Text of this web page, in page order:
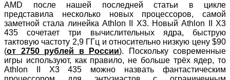
AMD после нашей последней статьи в цикле
представила несколько новых процессоров, самой
заметной стала линейка Athlon II X3. Новый Athlon II X3
435 сочетает три вычислительных ядра, быструю
тактовую частоту 2,9 ГГц и относительно низкую цену $90
(от 2750 рублей в России). Поскольку современные
игры используют, как правило, не больше трёх ядер, то
Athlon II X3 435 можно назвать фантастическим